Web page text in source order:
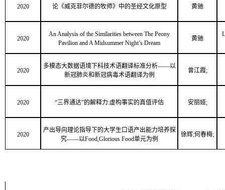
2020 论《威克菲尔德的牧师》中的圣经文化原型 黄驰
2020
An Analysis of the Similarities between The Peony
Pavilion and A Midsummer Night’s Dream
黄驰
2020
多模态大数据语境下科技术语翻译标准分析——以
新冠肺炎和新冠病毒术语翻译为例
曾江霞;
2020 “三界通达”的解释力:虚构事实的真值评估 安丽娅;
2020
产出导向理论指导下的大学生口语产出能力培养探
究——以Food,Glorious Food单元为例
徐辉;何春梅;